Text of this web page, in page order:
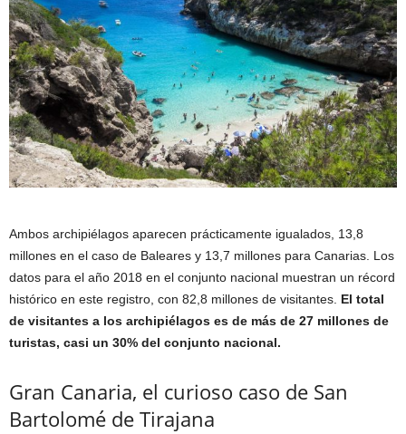
Ambos archipiélagos aparecen prácticamente igualados, 13,8
millones en el caso de Baleares y 13,7 millones para Canarias. Los
datos para el año 2018 en el conjunto nacional muestran un récord
histórico en este registro, con 82,8 millones de visitantes. El total
de visitantes a los archipiélagos es de más de 27 millones de
turistas, casi un 30% del conjunto nacional.
Gran Canaria, el curioso caso de San
Bartolomé de Tirajana